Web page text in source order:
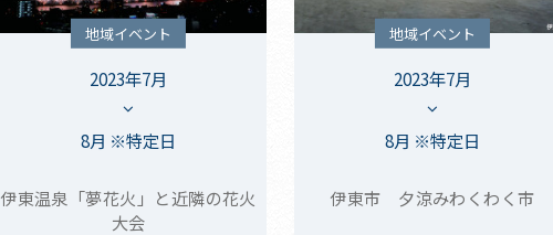
地域イベント
2023年7月
8月 ※特定日
伊東温泉「夢花火」と近隣の花火
大会
地域イベント
2023年7月
8月 ※特定日
伊東市 夕涼みわくわく市